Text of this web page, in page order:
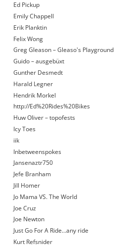
Ed Pickup
Emily Chappell
Erik Planktin
Felix Wong
Greg Gleason – Gleaso's Playground
Guido – ausgebüxt
Gunther Desmedt
Harald Legner
Hendrik Morkel
http://Ed%20Rides%20Bikes
Huw Oliver – topofests
Icy Toes
iik
Inbetweenspokes
Jansenaztr750
Jefe Branham
Jill Homer
Jo Mama VS. The World
Joe Cruz
Joe Newton
Just Go For A Ride…any ride
Kurt Refsnider